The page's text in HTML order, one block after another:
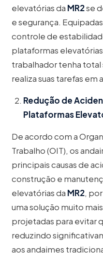
elevatórias da MR2se
e segurança.
controle de
plataformas
trabalhador tenha
realiza suas tarefas em
Redução de
Plataformas
De acordo com a
Trabalho (OIT), os
principais causas de
construção e
elevatórias da MR2,
uma solução muito
projetadas para evitar
reduzindo
aos andaimes